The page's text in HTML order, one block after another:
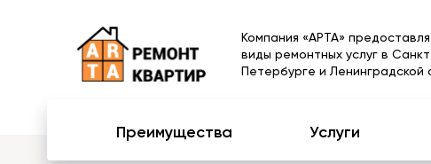
Компания «АРТА»
виды ремонтных услуг в
Петербурге и Ленинградской
Преимущества Услуги